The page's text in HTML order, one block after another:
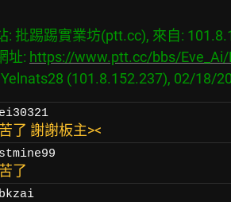
: 批踢踢實業坊(ptt.cc), 來自:
址: https://www.ptt.cc/bbs/
了 謝謝板主><
了